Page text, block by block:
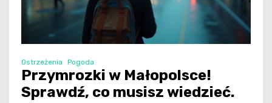
Ostrzeżenia Pogoda
Przymrozki w Małopolsce!
Sprawdź, co musisz wiedzieć.